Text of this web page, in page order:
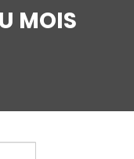
MOIS